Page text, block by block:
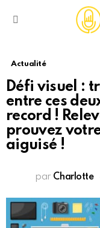
Actualité
Défi visuel :
entre ces
record !
prouvez
aiguisé !
par Charlotte